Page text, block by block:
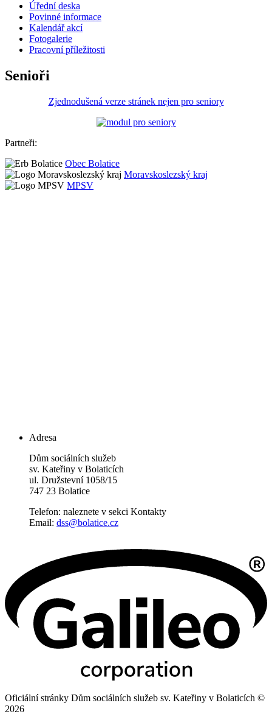
Úřední deska
Povinné informace
Kalendář akcí
Fotogalerie
Pracovní příležitosti
Senioři
Zjednodušená verze stránek nejen pro seniory
Partneři:
Obec Bolatice
Moravskoslezský kraj
MPSV
Adresa
Dům sociálních služeb
sv. Kateřiny v Bolaticích
ul. Družstevní 1058/15
747 23 Bolatice
Telefon: naleznete v sekci Kontakty
Email: dss@bolatice.cz
Oficiální stránky Dům sociálních služeb sv. Kateřiny v Bolaticích ©
2026